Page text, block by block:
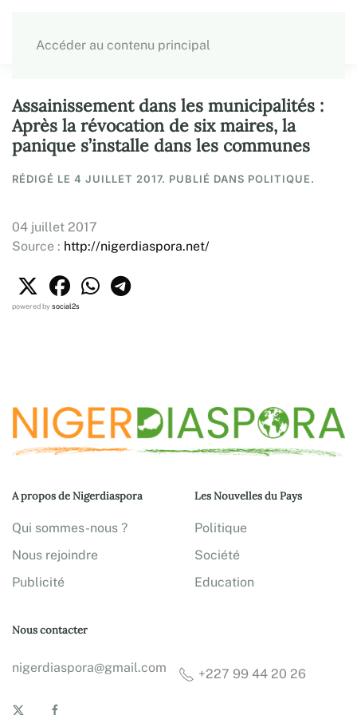
Accéder au contenu principal
Assainissement dans les municipalités :
Après la révocation de six maires, la
panique s’installe dans les communes
RÉDIGÉ LE 4 JUILLET 2017. PUBLIÉ DANS POLITIQUE.
04 juillet 2017
Source : http://nigerdiaspora.net/
powered bysocial2s
A propos de Nigerdiaspora
Qui sommes-nous ?
Nous rejoindre
Publicité
Les Nouvelles du Pays
Politique
Société
Education
Nous contacter
nigerdiaspora@gmail.com +227 99 44 20 26